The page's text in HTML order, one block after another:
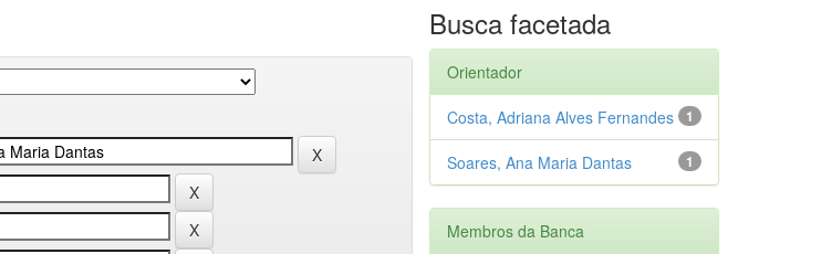
Busca facetada
Orientador
1
Costa, Adriana Alves Fernandes
1
Soares, Ana Maria Dantas
Membros da Banca